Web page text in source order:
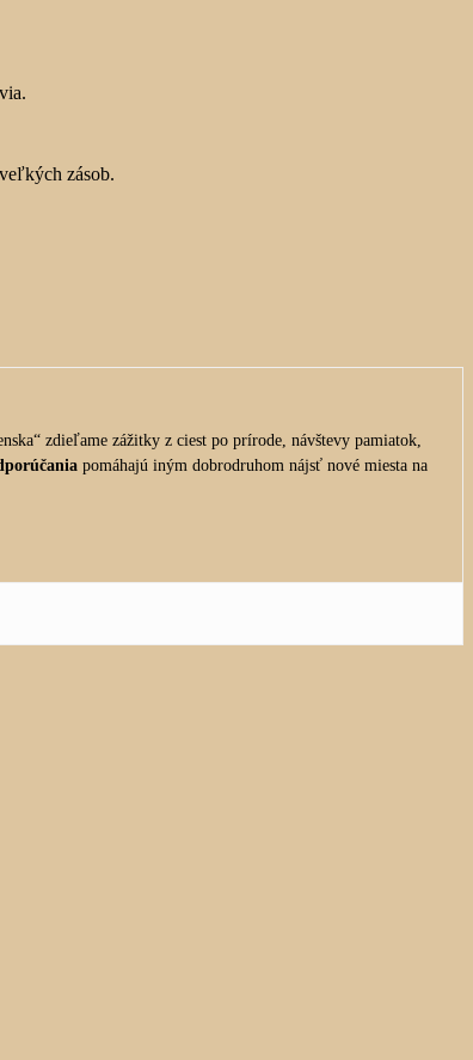
zásob.
zdieľame zážitky z ciest po prírode, návštevy pamiatok,
pomáhajú iným dobrodruhom nájsť nové miesta na